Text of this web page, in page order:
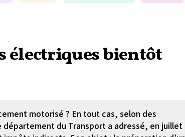
électriques bientôt
motorisé ? En tout cas, selon des
du Transport a adressé, en juillet